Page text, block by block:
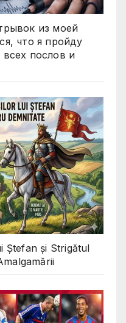
из моей
что я пройду
послов и
Ștefan și Strigătul